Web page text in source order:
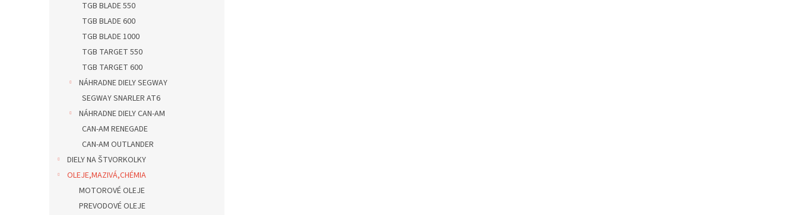
TGB BLADE 550
TGB BLADE 600
TGB BLADE 1000
TGB TARGET 550
TGB TARGET 600
NÁHRADNE DIELY SEGWAY
SEGWAY SNARLER AT6
NÁHRADNE DIELY CAN-AM
CAN-AM RENEGADE
CAN-AM OUTLANDER
DIELY NA ŠTVORKOLKY
OLEJE,MAZIVÁ,CHÉMIA
MOTOROVÉ OLEJE
PREVODOVÉ OLEJE